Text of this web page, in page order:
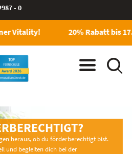
- 0
Vitality! 20% Rabatt bis
heraus, ob du förderberechtigt bist.
und begleiten dich bei der